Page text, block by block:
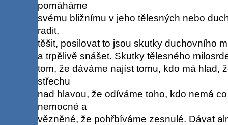
pomáháme
svému bližnímu v jeho tělesných nebo
radit,
těšit, posilovat to jsou skutky duchovního
a trpělivě snášet. Skutky tělesného
tom, že dáváme najíst tomu, kdo má hlad,
střechu
nad hlavou, že odíváme toho, kdo nemá
nemocné a
vězněné, že pohřbíváme zesnulé. Dávat